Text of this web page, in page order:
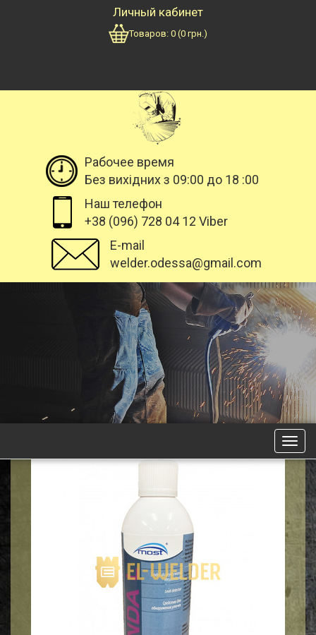
Личный кабинет
Товаров: 0 (0 грн.)
Рабочее время
Без вихідних з 09:00 до 18 :00
Наш телефон
+38 (096) 728 04 12 Viber
E-mail
welder.odessa@gmail.com